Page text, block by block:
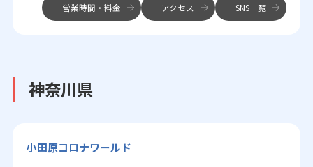
営業時間・料金 アクセス SNS一覧
神奈川県
小田原コロナワールド